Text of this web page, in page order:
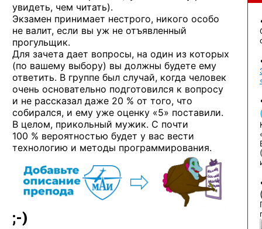
увидеть, чем читать).
Экзамен принимает нестрого, никого особо
не валит, если вы уж не отъявленный
прогульщик.
Для зачета дает вопросы, на один из которых
(по вашему выбору) вы должны будете ему
ответить. В группе был случай, когда человек
очень основательно подготовился к вопросу
и не рассказал даже 20 % от того, что
собирался, и ему уже оценку «5» поставили.
В целом, прикольный мужик. С почти
100 % вероятностью будет у вас вести
технологию и методы программирования.
(